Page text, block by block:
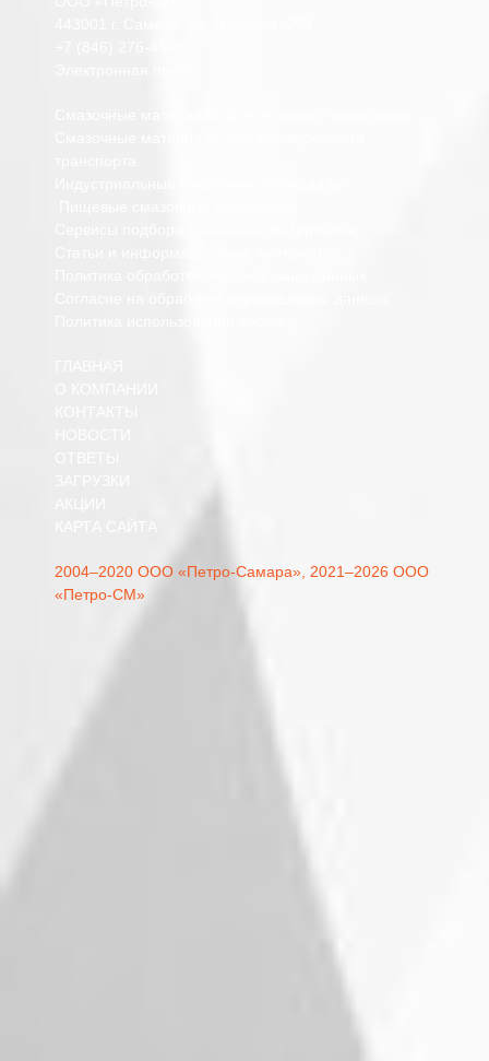
2004–2020 ООО «Петро-Самара», 2021–2026 ООО
«Петро-СМ»